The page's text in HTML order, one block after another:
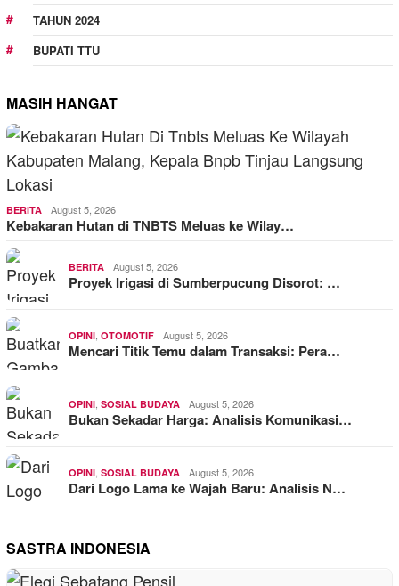
TAHUN 2024
BUPATI TTU
MASIH HANGAT
BERITA August 5, 2026
Kebakaran Hutan di TNBTS Meluas ke Wilay…
BERITA August 5, 2026
Proyek Irigasi di Sumberpucung Disorot: …
OPINI, OTOMOTIF August 5, 2026
Mencari Titik Temu dalam Transaksi: Pera…
OPINI, SOSIAL BUDAYA August 5, 2026
Bukan Sekadar Harga: Analisis Komunikasi…
OPINI, SOSIAL BUDAYA August 5, 2026
Dari Logo Lama ke Wajah Baru: Analisis N…
SASTRA INDONESIA